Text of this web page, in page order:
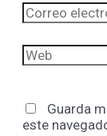
Correo
electrónico*
Web
Guarda
este